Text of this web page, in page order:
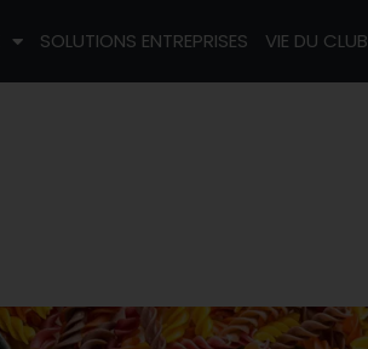
SOLUTIONS ENTREPRISES VIE DU CLUB